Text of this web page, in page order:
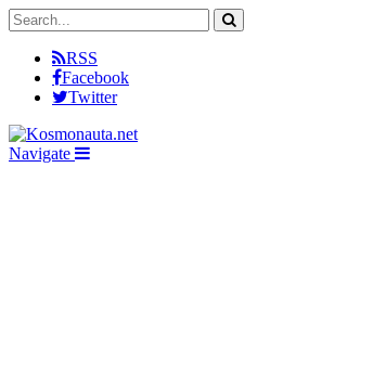
RSS
Facebook
Twitter
Navigate